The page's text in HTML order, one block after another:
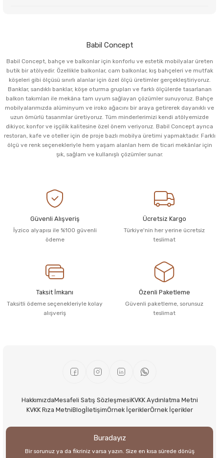
Babil Concept
Babil Concept, bahçe ve balkonlar için konforlu ve estetik mobilyalar üreten
butik bir atölyedir. Özellikle balkonlar, cam balkonlar, kış bahçeleri ve mutfak
köşeleri gibi ölçüsü sınırlı alanlar için özel ölçü üretimler gerçekleştiriyoruz.
Banklar, sandıklı banklar, köşe oturma grupları ve farklı ölçülerde tasarlanan
balkon takımları ile mekâna tam uyum sağlayan çözümler sunuyoruz. Bahçe
mobilyalarımızda alüminyum ve iroko ağacını bir araya getirerek dayanıklı ve
uzun ömürlü tasarımlar üretiyoruz. Tüm minderlerimizi kendi atölyemizde
dikiyor, konfor ve işçilik kalitesine özel önem veriyoruz. Babil Concept ayrıca
restoran, kafe ve oteller için de proje bazlı mobilya üretimi yapmaktadır. Farklı
ölçü ve renk seçenekleriyle hem yaşam alanları hem de ticari mekânlar için
şık, sağlam ve kullanışlı çözümler sunar.
Güvenli Alışveriş
İyzico alyapısı ile %100 güvenli
ödeme
Ücretsiz Kargo
Türkiye'nin her yerine ücretsiz
teslimat
Taksit İmkanı
Taksitli ödeme seçenekleriyle kolay
alışveriş
Özenli Paketleme
Güvenli paketleme, sorunsuz
teslimat
HakkımızdaMesafeli Satış SözleşmesiKVKK Aydınlatma Metni
KVKK Rıza MetniBlogİletişimÖrnek İçeriklerÖrnek İçerikler
Buradayız
Bir sorunuz ya da fikriniz varsa yazın. Size en kısa sürede dönüş